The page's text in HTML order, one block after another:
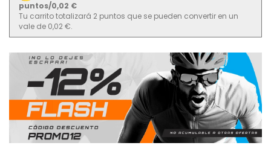
puntos/0,02 €
Tu carrito totalizará 2 puntos que se pueden convertir en un
vale de 0,02 €.